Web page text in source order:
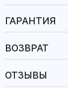
ГАРАНТИЯ
ВОЗВРАТ
ОТЗЫВЫ